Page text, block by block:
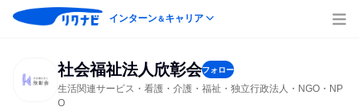
インターン＆キャリア
社会福祉法人欣彰会フォロー
生活関連サービス・看護・介護・福祉・独立行政法人・NGO・NP
O